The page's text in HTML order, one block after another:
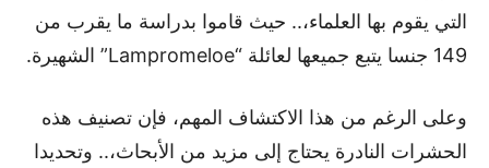
التي يقوم بها العلماء،.. حيث قاموا بدراسة ما يقرب من
149 جنسا يتبع جميعها لعائلة “Lampromeloe” الشهيرة.
وعلى الرغم من هذا الاكتشاف المهم، فإن تصنيف هذه
الحشرات النادرة يحتاج إلى مزيد من الأبحاث،.. وتحديدا